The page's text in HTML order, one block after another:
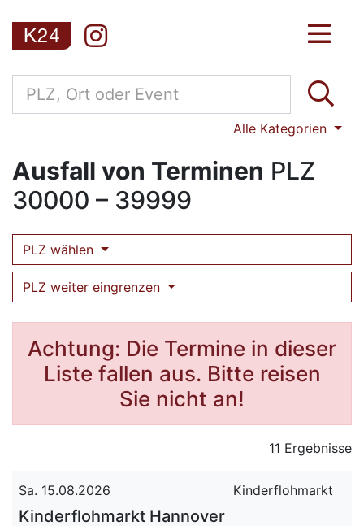
Alle Kategorien
Ausfall von Terminen PLZ
30000 – 39999
PLZ wählen
PLZ weiter eingrenzen
Achtung: Die Termine in dieser
Liste fallen aus. Bitte reisen
Sie nicht an!
11 Ergebnisse
Sa. 15.08.2026 Kinderflohmarkt
Kinderflohmarkt Hannover